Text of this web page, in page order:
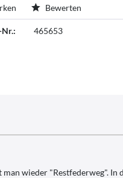
Bewerten
465653
wieder "Restfederweg". In